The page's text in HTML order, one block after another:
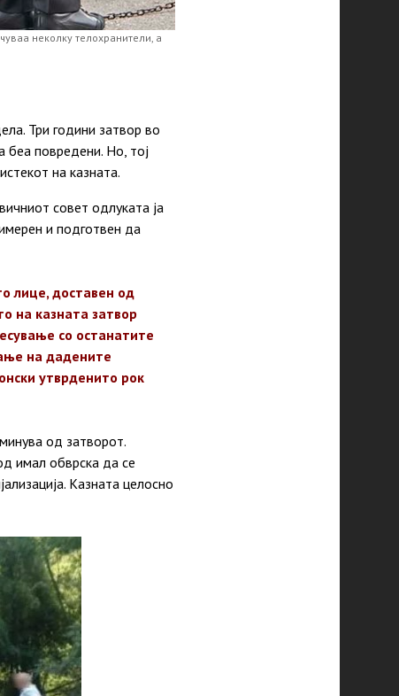
неколку телохранители, а
Три години затвор во
беа повредени. Но, тој
на казната.
совет одлуката ја
и подготвен да
лице, доставен од
на казната затвор
со останатите
на дадените
утврденито рок
од затворот.
имал обврска да се
Казната целосно